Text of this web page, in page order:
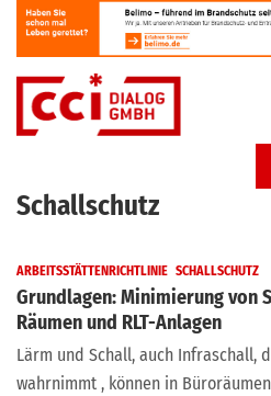
Skip
to
content
Schallschutz
ARBEITSSTÄTTENRICHTLINIE SCHALLSCHUTZ
Grundlagen: Minimierung von
Räumen und RLT-Anlagen
Lärm und Schall, auch Infraschall,
wahrnimmt , können in